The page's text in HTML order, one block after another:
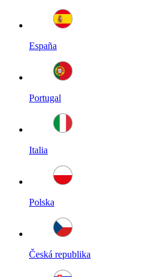
España
Portugal
Italia
Polska
Česká republika